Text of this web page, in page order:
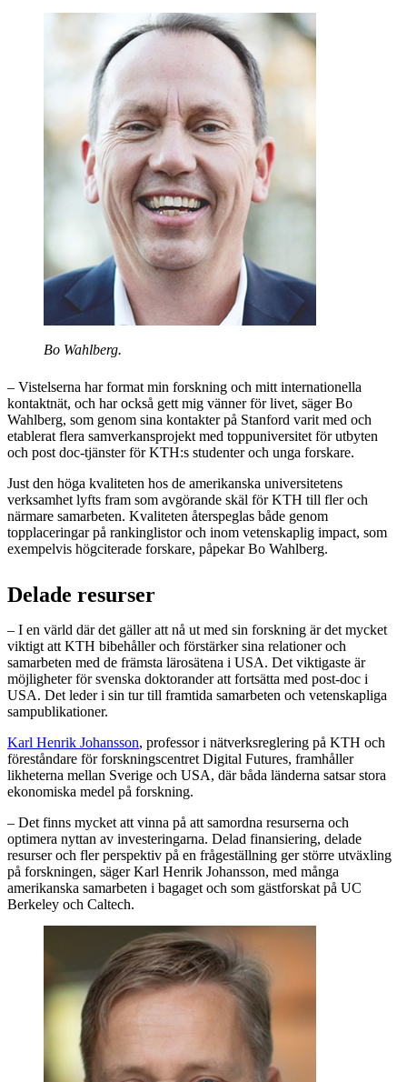
Bo Wahlberg.
– Vistelserna har format min forskning och mitt internationella
kontaktnät, och har också gett mig vänner för livet, säger Bo
Wahlberg, som genom sina kontakter på Stanford varit med och
etablerat flera samverkansprojekt med toppuniversitet för utbyten
och post doc-tjänster för KTH:s studenter och unga forskare.
Just den höga kvaliteten hos de amerikanska universitetens
verksamhet lyfts fram som avgörande skäl för KTH till fler och
närmare samarbeten. Kvaliteten återspeglas både genom
topplaceringar på rankinglistor och inom vetenskaplig impact, som
exempelvis högciterade forskare, påpekar Bo Wahlberg.
Delade resurser
– I en värld där det gäller att nå ut med sin forskning är det mycket
viktigt att KTH bibehåller och förstärker sina relationer och
samarbeten med de främsta lärosätena i USA. Det viktigaste är
möjligheter för svenska doktorander att fortsätta med post-doc i
USA. Det leder i sin tur till framtida samarbeten och vetenskapliga
sampublikationer.
Karl Henrik Johansson, professor i nätverksreglering på KTH och
föreståndare för forskningscentret Digital Futures, framhåller
likheterna mellan Sverige och USA, där båda länderna satsar stora
ekonomiska medel på forskning.
– Det finns mycket att vinna på att samordna resurserna och
optimera nyttan av investeringarna. Delad finansiering, delade
resurser och fler perspektiv på en frågeställning ger större utväxling
på forskningen, säger Karl Henrik Johansson, med många
amerikanska samarbeten i bagaget och som gästforskat på UC
Berkeley och Caltech.